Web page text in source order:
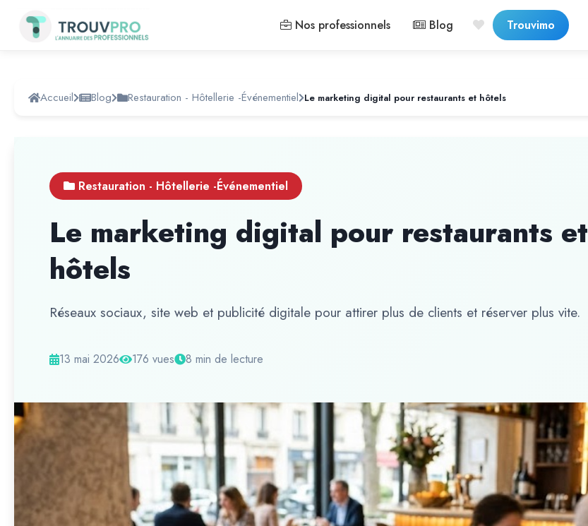
Nos professionnels Blog Trouvimo
Accueil Blog Restauration - Hôtellerie -Événementiel Le marketing digital pour restaurants et hôtels
Restauration - Hôtellerie -Événementiel
Le marketing digital pour restaurants et
hôtels
Réseaux sociaux, site web et publicité digitale pour attirer plus de clients et réserver plus vite.
13 mai 2026 176 vues 8 min de lecture